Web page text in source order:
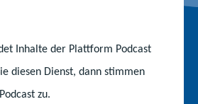
Inhalte der Plattform Podcast
diesen Dienst, dann stimmen
zu.
k
S
e
a
-
P
-
a
und Kindertagesförderung